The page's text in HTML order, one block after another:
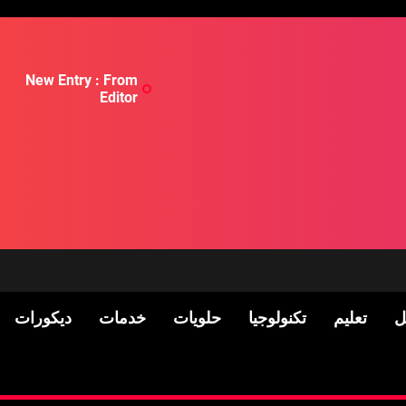
New Entry : From
Editor
تعليم تكنولوجيا حلويات خدمات ديكورات